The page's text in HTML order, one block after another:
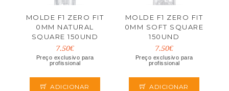
MOLDE F1 ZERO FIT
0MM NATURAL
SQUARE 150UND
7.50€
Preço exclusivo para
profissional
ADICIONAR
MOLDE F1 ZERO FIT
0MM SOFT SQUARE
150UND
7.50€
Preço exclusivo para
profissional
ADICIONAR